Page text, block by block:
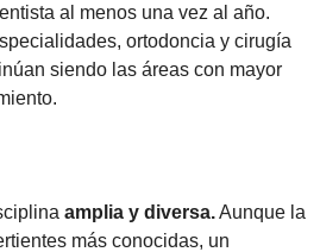
al menos una vez al año.
ortodoncia y cirugía
siendo las áreas con mayor
amplia y diversa.Aunque la
más conocidas, un